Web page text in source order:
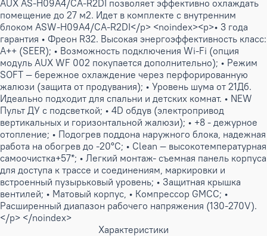
AUX AS-H09A4/CA-R2DI позволяет эффективно охлаждать
помещение до 27 м2. Идет в комплекте с внутренним
блоком ASW-H09A4/CA-R2DI</p> <noindex><p>• 3 года
гарантия • Фреон R32. Высокая энергоэффективность класс:
А++ (SEER); • Возможность подключения Wi-Fi (опция
модуль AUX WF 002 покупается дополнительно); • Режим
SOFT — бережное охлаждение через перфорированную
жалюзи (защита от продувания); • Уровень шума от 21Дб.
Идеально подходит для спальни и детских комнат. • NEW
Пульт ДУ с подсветкой; • 4D обдув (электропривод
вертикальных и горизонтальной жалюзи); • +8 - дежурное
отопление; • Подогрев поддона наружного блока, надежная
работа на обогрев до -20°C; • Clean — высокотемпературная
самоочистка+57*; • Легкий монтаж- съемная панель корпуса
для доступа к трассе и соединениям, маркировки и
встроенный пузырьковый уровень; • Защитная крышка
вентилей; • Матовый корпус, • Компрессор GMCC; •
Расширенный диапазон рабочего напряжения (130-270V).
</p> </noindex>
Характеристики